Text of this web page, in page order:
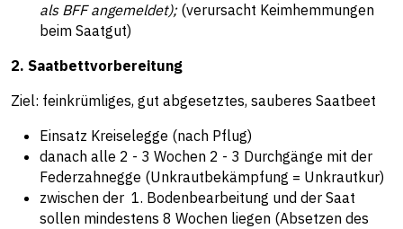
als BFF angemeldet);(verursacht Keimhemmungen
beim Saatgut)
2. Saatbettvorbereitung
Ziel: feinkrümliges, gut abgesetztes, sauberes Saatbeet
Einsatz Kreiselegge (nach Pflug)
danach alle 2 - 3 Wochen 2 - 3 Durchgänge mit der
Federzahnegge (Unkrautbekämpfung = Unkrautkur)
zwischen der 1. Bodenbearbeitung und der Saat
sollen mindestens 8 Wochen liegen (Absetzen des